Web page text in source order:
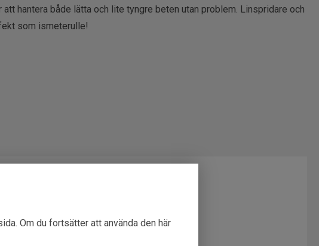
Om du fortsätter att använda den här
hantera både lätta och lite tyngre beten utan problem. Linspridare och
som ismeterulle!